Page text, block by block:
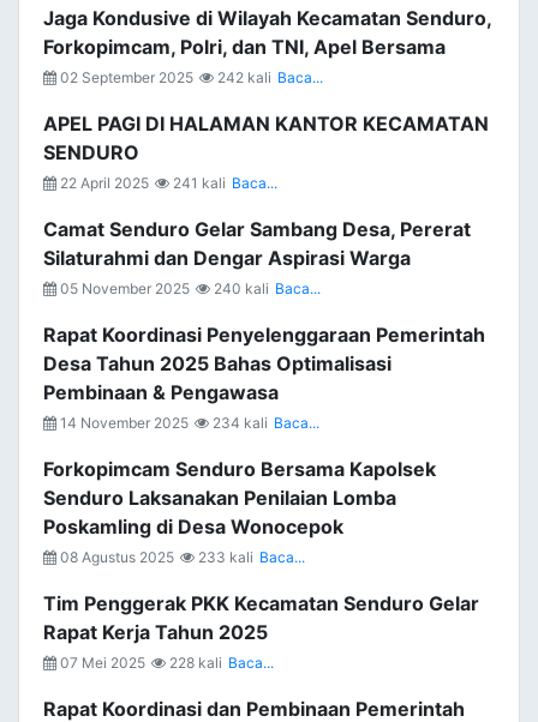
Jaga Kondusive di Wilayah Kecamatan Senduro,
Forkopimcam, Polri, dan TNI, Apel Bersama
02 September 2025 242 kali Baca...
APEL PAGI DI HALAMAN KANTOR KECAMATAN
SENDURO
22 April 2025 241 kali Baca...
Camat Senduro Gelar Sambang Desa, Pererat
Silaturahmi dan Dengar Aspirasi Warga
05 November 2025 240 kali Baca...
Rapat Koordinasi Penyelenggaraan Pemerintah
Desa Tahun 2025 Bahas Optimalisasi
Pembinaan & Pengawasa
14 November 2025 234 kali Baca...
Forkopimcam Senduro Bersama Kapolsek
Senduro Laksanakan Penilaian Lomba
Poskamling di Desa Wonocepok
08 Agustus 2025 233 kali Baca...
Tim Penggerak PKK Kecamatan Senduro Gelar
Rapat Kerja Tahun 2025
07 Mei 2025 228 kali Baca...
Rapat Koordinasi dan Pembinaan Pemerintah